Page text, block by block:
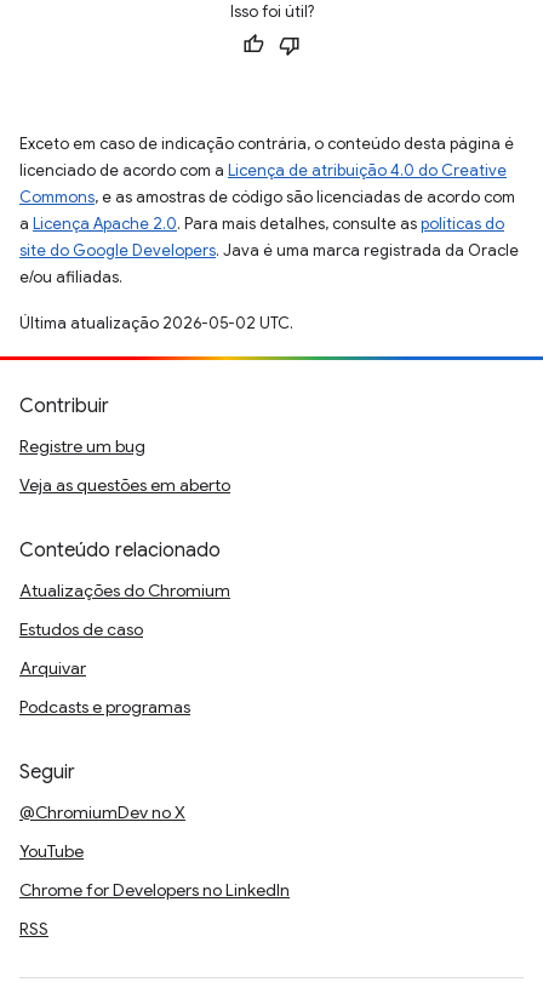
Isso foi útil?
Exceto em caso de indicação contrária, o conteúdo desta página é
licenciado de acordo com a Licença de atribuição 4.0 do Creative
Commons, e as amostras de código são licenciadas de acordo com
a Licença Apache 2.0. Para mais detalhes, consulte aspolíticas do
site do Google Developers. Java é uma marca registrada da Oracle
e/ou afiliadas.
Última atualização 2026-05-02 UTC.
Contribuir
Registre um bug
Veja as questões em aberto
Conteúdo relacionado
Atualizações do Chromium
Estudos de caso
Arquivar
Podcasts e programas
Seguir
@ChromiumDev no X
YouTube
Chrome for Developers no LinkedIn
RSS